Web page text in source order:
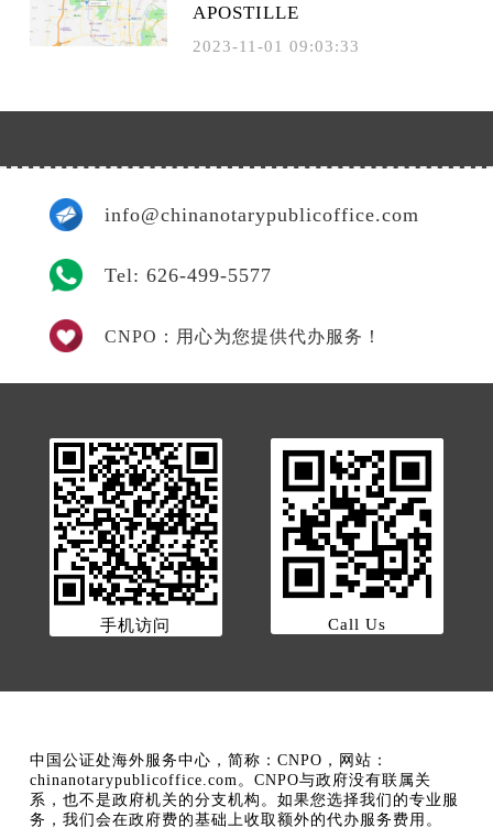
APOSTILLE
2023-11-01 09:03:33
info@chinanotarypublicoffice.com
Tel: 626-499-5577
CNPO：用心为您提供代办服务！
手机访问 Call Us
中国公证处海外服务中心，简称：CNPO，网站：
chinanotarypublicoffice.com。CNPO与政府没有联属关
系，也不是政府机关的分支机构。如果您选择我们的专业服
务，我们会在政府费的基础上收取额外的代办服务费用。